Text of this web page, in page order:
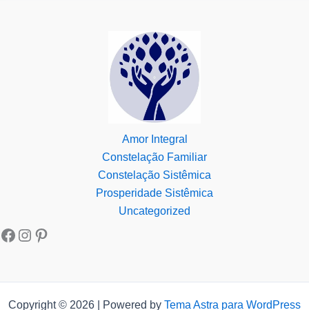
Amor Integral
Constelação Familiar
Constelação Sistêmica
Prosperidade Sistêmica
Uncategorized
Copyright © 2026 | Powered by Tema Astra para WordPress